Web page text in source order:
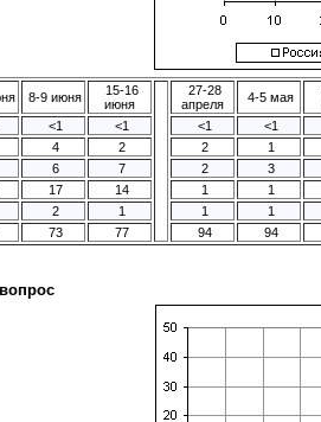
8-9 июня
15-16
июня
27-28
апреля
4-5 мая
<1 <1 <1 <1
4 2 2 1
6 7 2 3
17 14 1 1
2 1 1 1
73 77 94 94